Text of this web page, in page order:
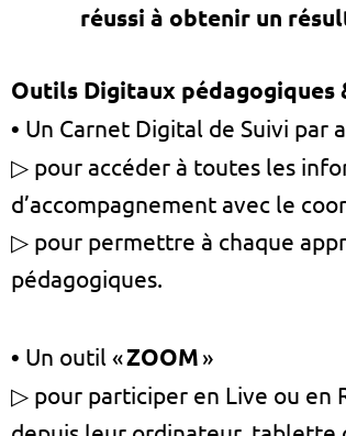
réussi à obtenir un
Outils Digitaux pédagogiques
• Un Carnet Digital de Suivi par
▷ pour accéder à toutes les
d’accompagnement avec le
▷ pour permettre à chaque
pédagogiques.
• Un outil «ZOOM»
▷ pour participer en Live ou en